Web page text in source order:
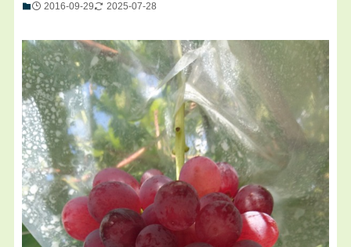
2016-09-29 2025-07-28